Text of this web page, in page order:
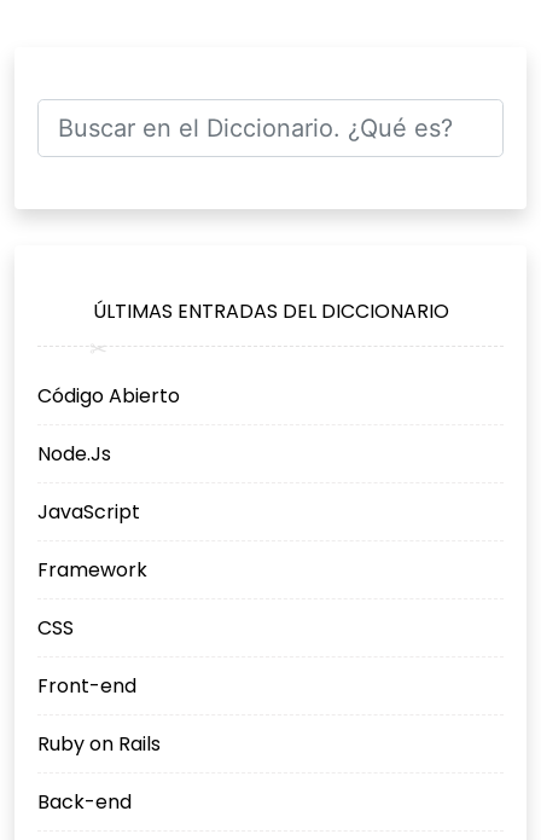
ÚLTIMAS ENTRADAS DEL DICCIONARIO
Código Abierto
Node.Js
JavaScript
Framework
CSS
Front-end
Ruby on Rails
Back-end